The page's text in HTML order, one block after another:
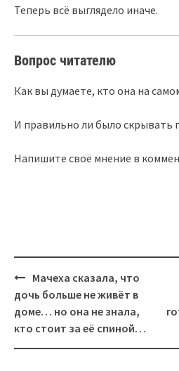
Теперь всё выглядело иначе.
Вопрос читателю
Как вы думаете, кто она на
И правильно ли было скрывать
Напишите своё мнение в
Post
navigation
Мачеха сказала, что
дочь больше не живёт в
доме… но она не знала,
кто стоит за её спиной…